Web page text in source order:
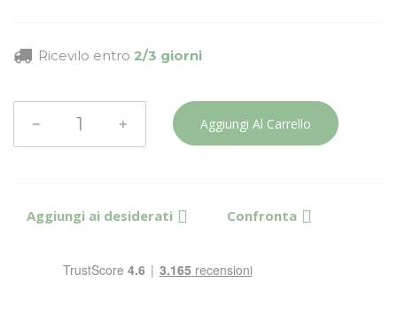
Ricevilo entro 2/3 giorni
Aggiungi Al Carrello
Aggiungi ai desiderati Confronta